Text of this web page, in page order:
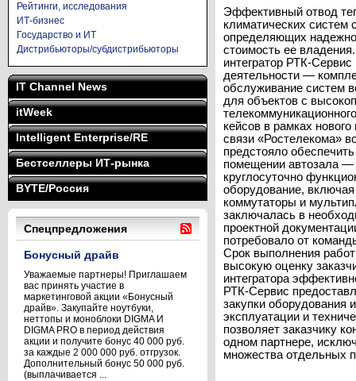
Рейтинги, исследования
ИТ-бизнес
Государство и ИТ
Дистрибьюторы/субдистрибьюторы
IT Channel News
itWeek
Intelligent Enterprise/RE
Бестселлеры ИТ-рынка
BYTE/Россия
Спецпредложения
Бонусный драйв
Уважаемые партнеры! Приглашаем
вас принять участие в
маркетинговой акции «Бонусный
драйв». Закупайте ноутбуки,
неттопы и моноблоки DIGMA И
DIGMA PRO в период действия
акции и получите бонус 40 000 руб.
за каждые 2 000 000 руб. отгрузок.
Дополнительный бонус 50 000 руб.
(выплачивается ...
Эффективный отвод
климатических
определяющих
стоимость ее
интегратор РТК-
деятельности —
обслуживание систем
для объектов с
кейсов в рамках
связи «Ростелекома»
предстояло
помещении автозала —
круглосуточно
оборудование,
коммутаторы и
заключалась в
проектной
потребовало от
Срок выполнения
высокую оценку
интегратора
РТК-Сервис
закупки оборудования
эксплуатации и
позволяет заказчику
одном партнере,
множества отдельных